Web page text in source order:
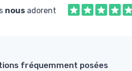
nousadorent
fréquemment posées